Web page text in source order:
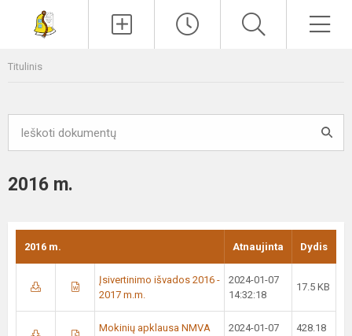
Titulinis
2016 m.
2016 m. Atnaujinta Dydis
Įsivertinimo išvados 2016 -
2017 m.m.
2024-01-07
14:32:18
17.5 KB
Mokinių apklausa NMVA
2024-01-07
428.18